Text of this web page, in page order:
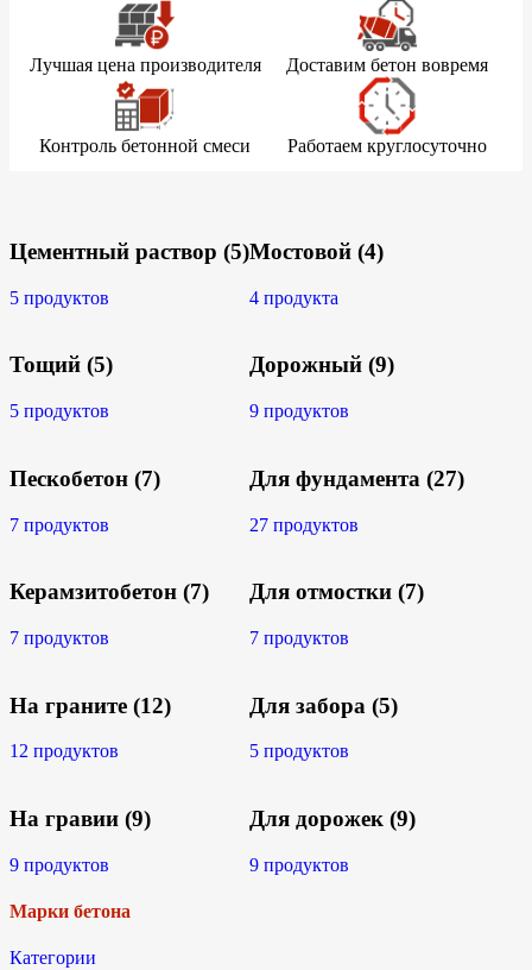
Лучшая цена производителя Доставим бетон вовремя
Контроль бетонной смеси Работаем круглосуточно
Цементный раствор (5)
5 продуктов
Тощий (5)
5 продуктов
Пескобетон (7)
7 продуктов
Керамзитобетон (7)
7 продуктов
На граните (12)
12 продуктов
На гравии (9)
9 продуктов
Мостовой (4)
4 продукта
Дорожный (9)
9 продуктов
Для фундамента (27)
27 продуктов
Для отмостки (7)
7 продуктов
Для забора (5)
5 продуктов
Для дорожек (9)
9 продуктов
Марки бетона
Категории